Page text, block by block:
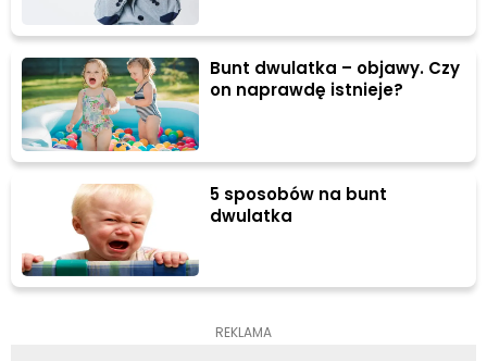
Bunt dwulatka – objawy. Czy
on naprawdę istnieje?
5 sposobów na bunt
dwulatka
REKLAMA